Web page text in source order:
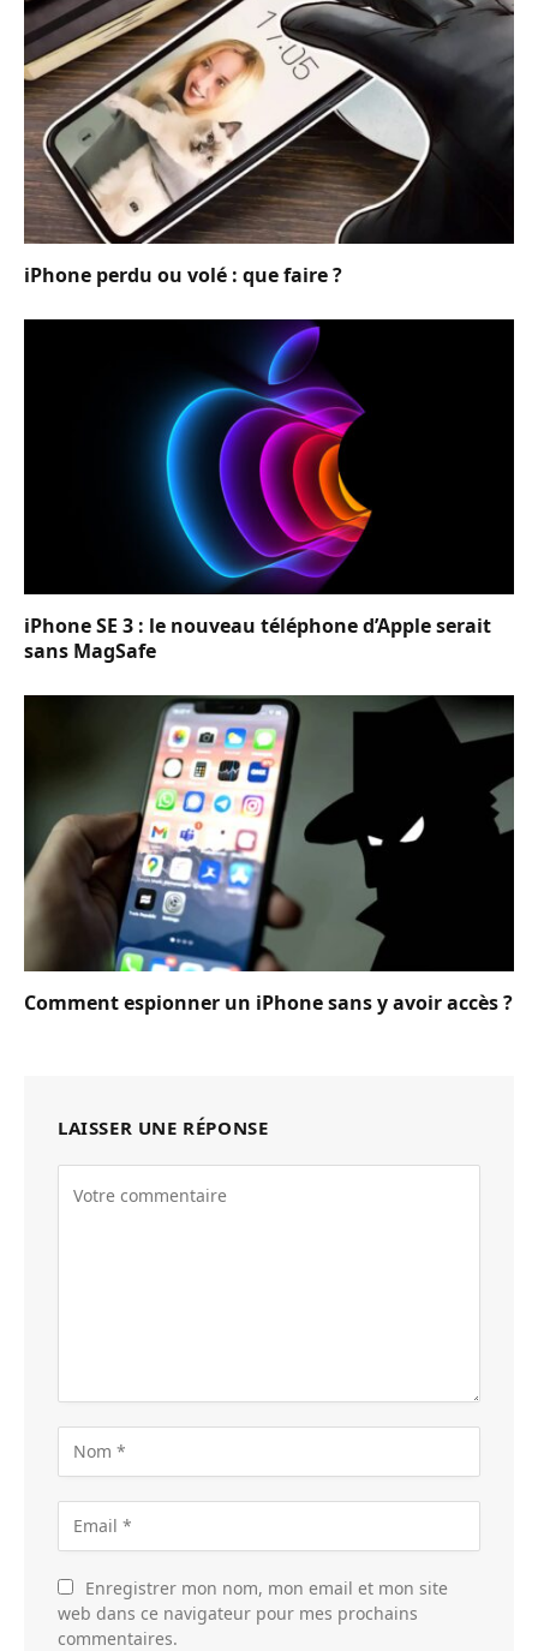
iPhone perdu ou volé : que faire ?
iPhone SE 3 : le nouveau téléphone d’Apple serait
sans MagSafe
Comment espionner un iPhone sans y avoir accès ?
LAISSER UNE RÉPONSE
Enregistrer mon nom, mon email et mon site
web dans ce navigateur pour mes prochains
commentaires.